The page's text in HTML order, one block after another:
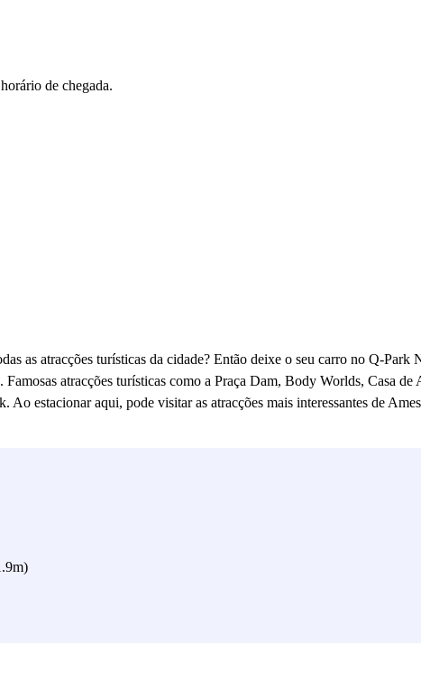
de chegada.
as atracções turísticas da cidade? Então deixe o seu carro no Q-
atracções turísticas como a Praça Dam, Body Worlds, Casa
estacionar aqui, pode visitar as atracções mais interessantes de